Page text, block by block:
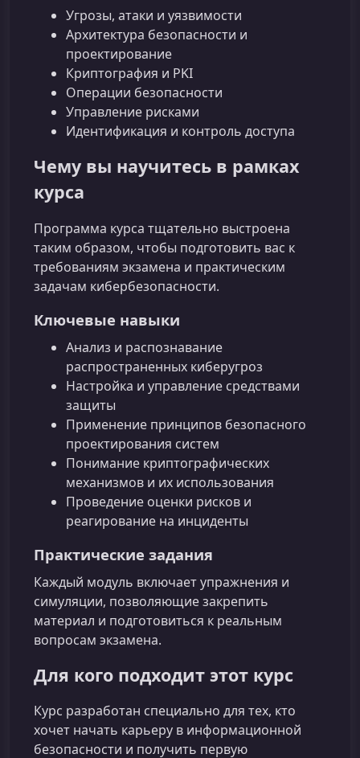
Угрозы, атаки и уязвимости
Архитектура безопасности и
проектирование
Криптография и PKI
Операции безопасности
Управление рисками
Идентификация и контроль доступа
Чему вы научитесь в рамках
курса
Программа курса тщательно выстроена
таким образом, чтобы подготовить вас к
требованиям экзамена и практическим
задачам кибербезопасности.
Ключевые навыки
Анализ и распознавание
распространенных киберугроз
Настройка и управление средствами
защиты
Применение принципов безопасного
проектирования систем
Понимание криптографических
механизмов и их использования
Проведение оценки рисков и
реагирование на инциденты
Практические задания
Каждый модуль включает упражнения и
симуляции, позволяющие закрепить
материал и подготовиться к реальным
вопросам экзамена.
Для кого подходит этот курс
Курс разработан специально для тех, кто
хочет начать карьеру в информационной
безопасности и получить первую